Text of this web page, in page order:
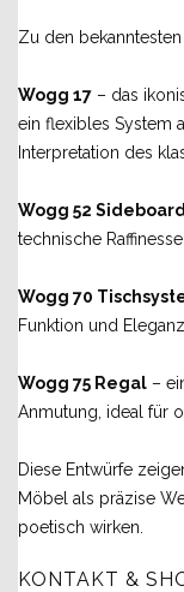
Zu den
Wogg 17 – das
ein flexibles System
Interpretation des
Wogg 52 Sideboard
technische
Wogg 70
Funktion und
Wogg 75 Regal –
Anmutung, ideal für
Diese Entwürfe
Möbel als präzise
poetisch wirken.
KONTAKT &